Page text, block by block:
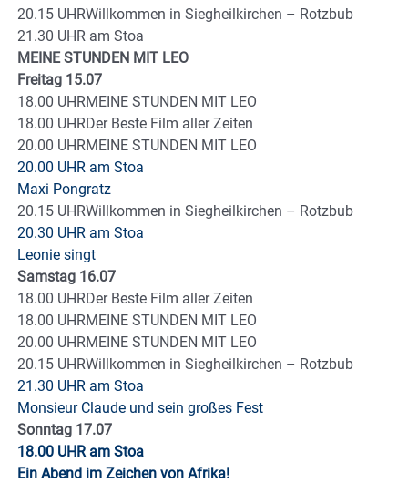
20.15 UHRWillkommen in Siegheilkirchen – Rotzbub
21.30 UHR am Stoa
MEINE STUNDEN MIT LEO
Freitag 15.07
18.00 UHRMEINE STUNDEN MIT LEO
18.00 UHRDer Beste Film aller Zeiten
20.00 UHRMEINE STUNDEN MIT LEO
20.00 UHR am Stoa
Maxi Pongratz
20.15 UHRWillkommen in Siegheilkirchen – Rotzbub
20.30 UHR am Stoa
Leonie singt
Samstag 16.07
18.00 UHRDer Beste Film aller Zeiten
18.00 UHRMEINE STUNDEN MIT LEO
20.00 UHRMEINE STUNDEN MIT LEO
20.15 UHRWillkommen in Siegheilkirchen – Rotzbub
21.30 UHR am Stoa
Monsieur Claude und sein großes Fest
Sonntag 17.07
18.00 UHR am Stoa
Ein Abend im Zeichen von Afrika!